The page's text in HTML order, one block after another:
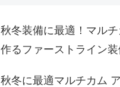
秋冬装備に最適！マル
作るファーストライン装
秋冬に最適マルチカム